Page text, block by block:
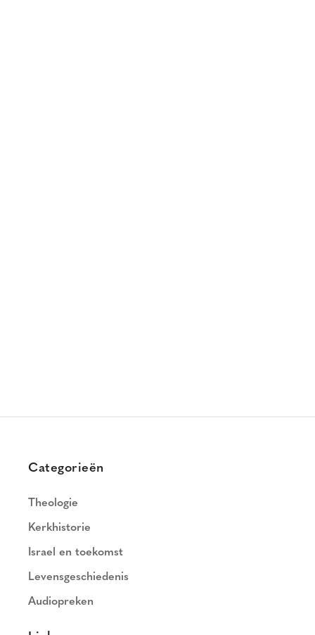
Categorieën
Theologie
Kerkhistorie
Israel en toekomst
Levensgeschiedenis
Audiopreken